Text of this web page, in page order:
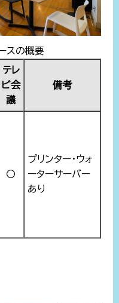
スの概要
テレ
ビ会
議
備考
〇
プリンター・ウォ
ーターサーバー
あり